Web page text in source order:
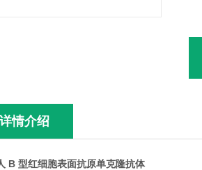
详情介绍
B 型红细胞表面抗原单克隆抗体